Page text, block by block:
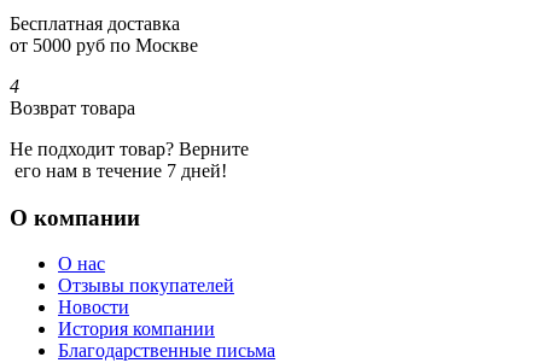
Бесплатная доставка
от 5000 руб по Москве
4
Возврат товара
Не подходит товар? Верните
его нам в течение 7 дней!
О компании
О нас
Отзывы покупателей
Новости
История компании
Благодарственные письма